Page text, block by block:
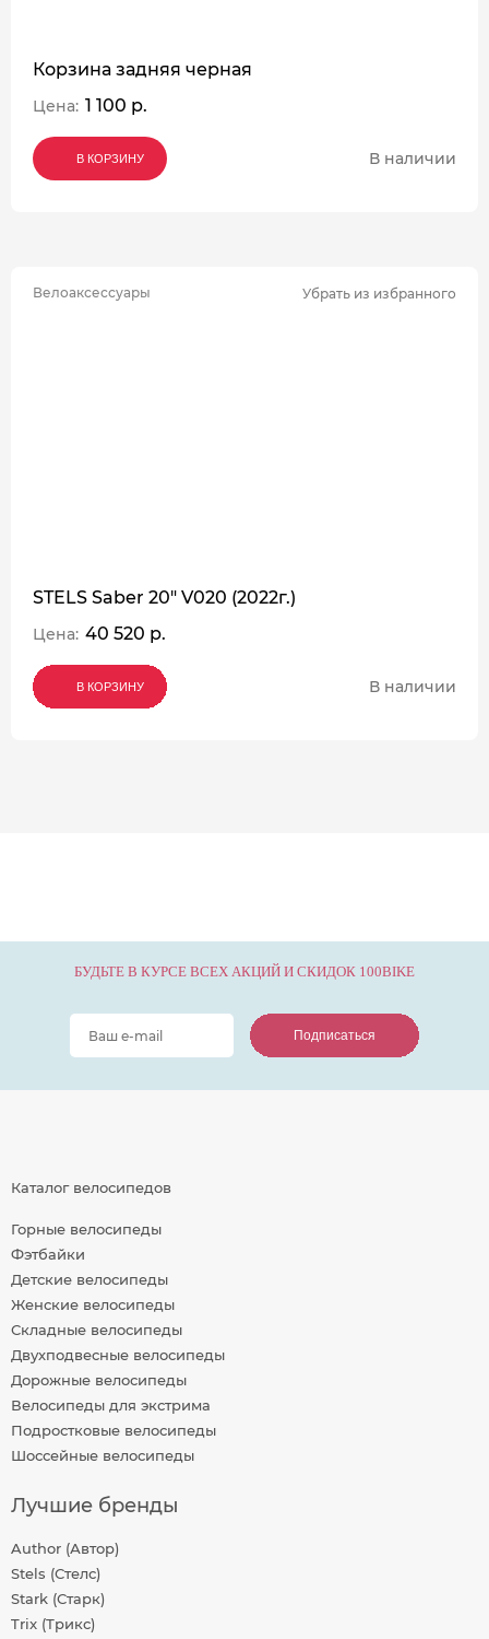
Корзина задняя черная
Цена: 1 100 р.
В КОРЗИНУ
В КОРЗИНУ
В КОРЗИНУ В наличии
Велоаксессуары Убрать из избранного
STELS Saber 20" V020 (2022г.)
Цена: 40 520 р.
В КОРЗИНУ
В КОРЗИНУ
В КОРЗИНУ В наличии
БУДЬТЕ В КУРСЕ ВСЕХ АКЦИЙ И СКИДОК 100BIKE
Подписаться
Подписаться
Подписаться
Каталог велосипедов
Горные велосипеды
Фэтбайки
Детские велосипеды
Женские велосипеды
Складные велосипеды
Двухподвесные велосипеды
Дорожные велосипеды
Велосипеды для экстрима
Подростковые велосипеды
Шоссейные велосипеды
Лучшие бренды
Author (Автор)
Stels (Стелс)
Stark (Старк)
Trix (Трикс)